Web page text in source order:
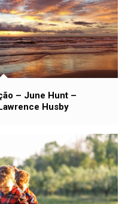
– June Hunt –
Husby